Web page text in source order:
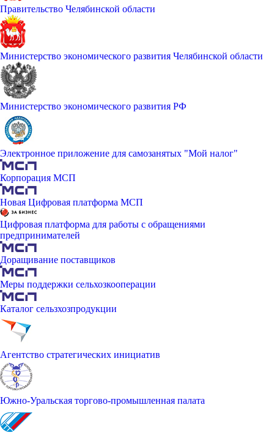
Правительство Челябинской области
Министерство экономического развития Челябинской области
Министерство экономического развития РФ
Электронное приложение для самозанятых "Мой налог"
Корпорация МСП
Новая Цифровая платформа МСП
Цифровая платформа для работы с обращениями
предпринимателей
Доращивание поставщиков
Меры поддержки сельхозкооперации
Каталог сельзхозпродукции
Агентство стратегических инициатив
Южно-Уральская торгово-промышленная палата